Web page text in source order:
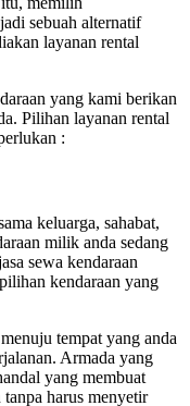
sebuah alternatif
layanan rental
yang kami berikan
Pilihan layanan rental
:
keluarga, sahabat,
milik anda sedang
sewa kendaraan
kendaraan yang
tempat yang anda
Armada yang
yang membuat
harus menyetir